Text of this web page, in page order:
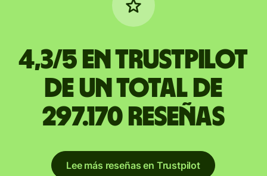
4,3/5 en Trustpilot
de un total de
297.170 reseñas
Lee más reseñas en Trustpilot